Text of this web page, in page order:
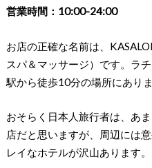
営業時間：10:00-24:00
お店の正確な名前は、
スパ＆マッサージ）です。ラ
駅から徒歩10分の場所にありま
おそらく日本人旅行者は、あ
店だと思いますが、周辺には
レイなホテルが沢山あります。